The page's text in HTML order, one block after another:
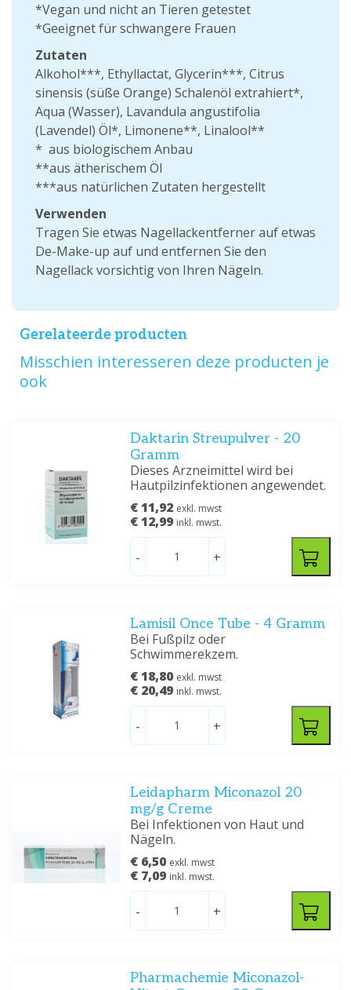
*Vegan und nicht an Tieren getestet
*Geeignet für schwangere Frauen
Zutaten
Alkohol***, Ethyllactat, Glycerin***, Citrus
sinensis (süße Orange) Schalenöl extrahiert*,
Aqua (Wasser), Lavandula angustifolia
(Lavendel) Öl*, Limonene**, Linalool**
* aus biologischem Anbau
**aus ätherischem Öl
***aus natürlichen Zutaten hergestellt
Verwenden
Tragen Sie etwas Nagellackentferner auf etwas
De-Make-up auf und entfernen Sie den
Nagellack vorsichtig von Ihren Nägeln.
Gerelateerde producten
Misschien interesseren deze producten je
ook
Daktarin Streupulver - 20
Gramm
Dieses Arzneimittel wird bei
Hautpilzinfektionen angewendet.
€ 11,92 exkl. mwst
€ 12,99 inkl. mwst.
- +
Lamisil Once Tube - 4 Gramm
Bei Fußpilz oder
Schwimmerekzem.
€ 18,80 exkl. mwst
€ 20,49 inkl. mwst.
- +
Leidapharm Miconazol 20
mg/g Creme
Bei Infektionen von Haut und
Nägeln.
€ 6,50 exkl. mwst
€ 7,09 inkl. mwst.
- +
Pharmachemie Miconazol-